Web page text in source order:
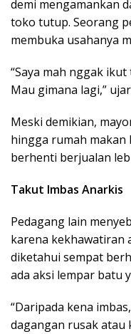
demi mengamankan
toko tutup. Seorang
membuka usahanya
“Saya mah nggak
Mau gimana lagi,”
Meski demikian,
hingga rumah makan
berhenti berjualan
Takut Imbas Anarkis
Pedagang lain
karena kekhawatiran
diketahui sempat
ada aksi lempar batu
“Daripada kena
dagangan rusak atau